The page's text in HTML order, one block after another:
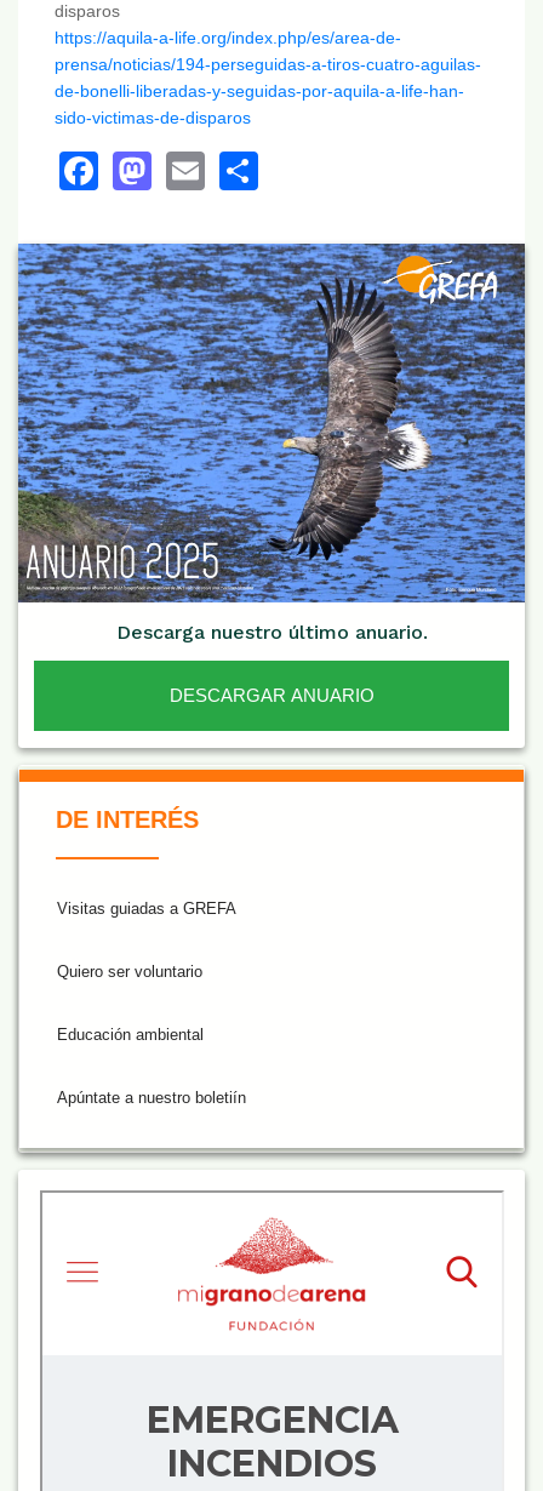
disparos
https://aquila-a-life.org/index.php/es/area-de-
prensa/noticias/194-perseguidas-a-tiros-cuatro-aguilas-
de-bonelli-liberadas-y-seguidas-por-aquila-a-life-han-
sido-victimas-de-disparos
Facebook
Mastodon
Email
Descarga nuestro último anuario.
DESCARGAR ANUARIO
De Interés NARANJA
DE INTERÉS
Visitas guiadas a GREFA
Quiero ser voluntario
Educación ambiental
Apúntate a nuestro boletiín